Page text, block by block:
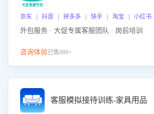
京东 | 抖音 | 拼多多 | 快手 | 淘宝 | 小红书
外包服务 · 大促专属客服团队 · 岗前培训
咨询体验已售889+
客服模拟接待训练-家具用品